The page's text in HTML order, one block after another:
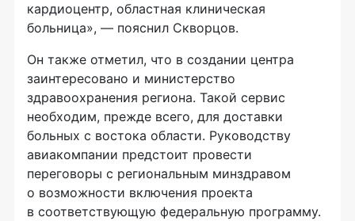
кардиоцентр, областная клиническая
больница», — пояснил Скворцов.
Он также отметил, что в создании центра
заинтересовано и министерство
здравоохранения региона. Такой сервис
необходим, прежде всего, для доставки
больных с востока области. Руководству
авиакомпании предстоит провести
переговоры с региональным минздравом
о возможности включения проекта
в соответствующую федеральную программу.